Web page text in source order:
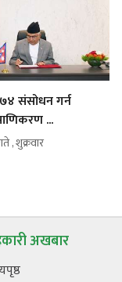
संसोधन गर्न
...
, शुक्रवार
अखबार